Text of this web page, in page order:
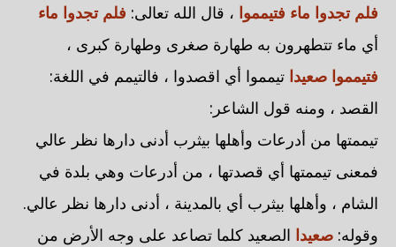
فلم تجدوا ماء فتيمموا ، قال الله تعالى: فلم تجدوا ماء
أي ماء تتطهرون به طهارة صغرى وطهارة كبرى ،
فتيمموا صعيدا تيمموا أي اقصدوا ، فالتيمم في اللغة:
القصد ، ومنه قول الشاعر:
تيممتها من أدرعات وأهلها بيثرب أدنى دارها نظر عالي
فمعنى تيممتها أي قصدتها ، من أدرعات وهي بلدة في
الشام ، وأهلها بيثرب أي بالمدينة ، أدنى دارها نظر عالي.
وقوله: صعيدا الصعيد كلما تصاعد على وجه الأرض من